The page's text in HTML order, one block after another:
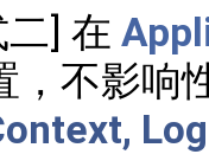
二] 在
，不影响